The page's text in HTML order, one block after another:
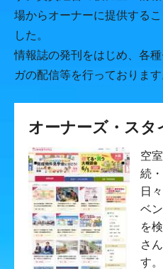
場からオーナーに提供する
した。
情報誌の発刊をはじめ、各
ガの配信等を行っております
オーナーズ・スタ
空
続
日
ベ
を
さ
す。